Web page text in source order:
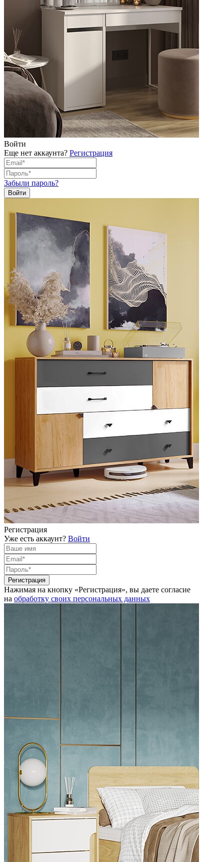
Войти
Еще нет аккаунта? Регистрация
Забыли пароль?
Регистрация
Уже есть аккаунт? Войти
Нажимая на кнопку «Регистрация», вы даете согласие
на обработку своих персональных данных